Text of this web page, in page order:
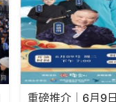
重磅推介｜6月9